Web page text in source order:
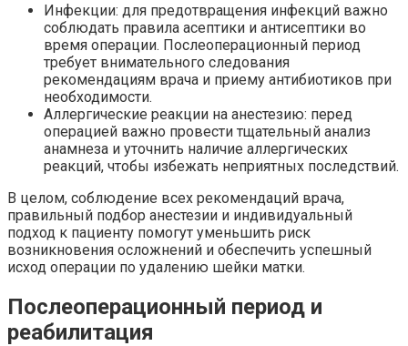
Инфекции: для предотвращения инфекций важно
соблюдать правила асептики и антисептики во
время операции. Послеоперационный период
требует внимательного следования
рекомендациям врача и приему антибиотиков при
необходимости.
Аллергические реакции на анестезию: перед
операцией важно провести тщательный анализ
анамнеза и уточнить наличие аллергических
реакций, чтобы избежать неприятных последствий.
В целом, соблюдение всех рекомендаций врача,
правильный подбор анестезии и индивидуальный
подход к пациенту помогут уменьшить риск
возникновения осложнений и обеспечить успешный
исход операции по удалению шейки матки.
Послеоперационный период и
реабилитация